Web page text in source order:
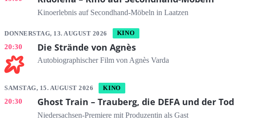
Kinoerlebnis auf Secondhand-Möbeln in Laatzen
DONNERSTAG, 13. AUGUST 2026 KINO
20:30 Die Strände von Agnès
Autobiographischer Film von Agnès Varda
SAMSTAG, 15. AUGUST 2026 KINO
20:30 Ghost Train – Trauberg, die DEFA und der Tod
Niedersachsen-Premiere mit Produzentin als Gast